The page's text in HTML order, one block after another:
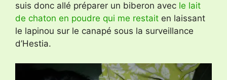
suis donc allé préparer un biberon avec le lait
de chaton en poudre qui me restait en laissant
le lapinou sur le canapé sous la surveillance
d’Hestia.